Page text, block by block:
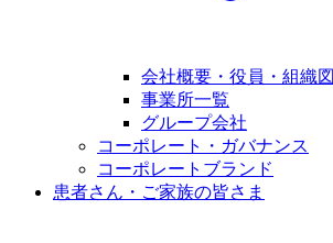
会社概要・役員・組織図
事業所一覧
グループ会社
コーポレート・ガバナンス
コーポレートブランド
患者さん・ご家族の皆さま